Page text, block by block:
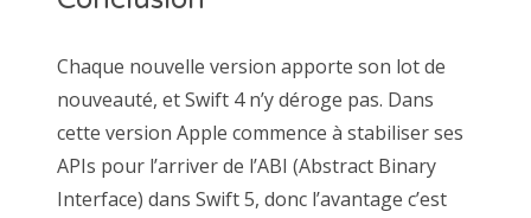
Chaque nouvelle version apporte son lot de
nouveauté, et Swift 4 n’y déroge pas. Dans
cette version Apple commence à stabiliser ses
APIs pour l’arriver de l’ABI (Abstract Binary
Interface) dans Swift 5, donc l’avantage c’est